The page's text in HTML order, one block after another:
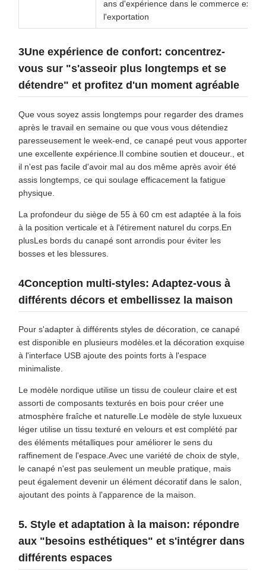
ans d'expérience dans le commerce
l'exportation
3Une expérience de confort: concentrez-
vous sur "s'asseoir plus longtemps et se
détendre" et profitez d'un moment agréable
Que vous soyez assis longtemps pour regarder des drames
après le travail en semaine ou que vous vous détendiez
paresseusement le week-end, ce canapé peut vous apporter
une excellente expérience.Il combine soutien et douceur., et
il n'est pas facile d'avoir mal au dos même après avoir été
assis longtemps, ce qui soulage efficacement la fatigue
physique.
La profondeur du siège de 55 à 60 cm est adaptée à la fois
à la position verticale et à l'étirement naturel du corps.En
plusLes bords du canapé sont arrondis pour éviter les
bosses et les blessures.
4Conception multi-styles: Adaptez-vous à
différents décors et embellissez la maison
Pour s'adapter à différents styles de décoration, ce canapé
est disponible en plusieurs modèles.et la décoration exquise
à l'interface USB ajoute des points forts à l'espace
minimaliste.
Le modèle nordique utilise un tissu de couleur claire et est
assorti de composants texturés en bois pour créer une
atmosphère fraîche et naturelle.Le modèle de style luxueux
léger utilise un tissu texturé en velours et est complété par
des éléments métalliques pour améliorer le sens du
raffinement de l'espace.Avec une variété de choix de style,
le canapé n'est pas seulement un meuble pratique, mais
peut également devenir un élément décoratif dans le salon,
ajoutant des points à l'apparence de la maison.
5. Style et adaptation à la maison: répondre
aux "besoins esthétiques" et s'intégrer dans
différents espaces